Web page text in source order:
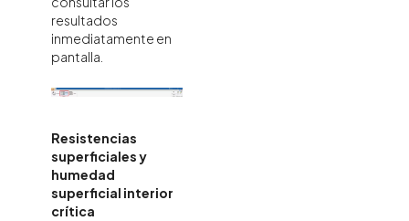
resultados
inmediatamente en
pantalla.
Resistencias
superficiales y
humedad
superficial interior
crítica